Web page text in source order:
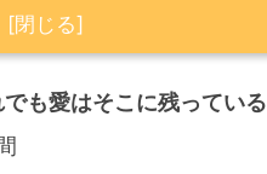
も愛はそこに残っている